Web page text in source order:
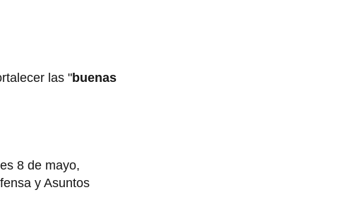
las "buenas
8 de mayo,
y Asuntos